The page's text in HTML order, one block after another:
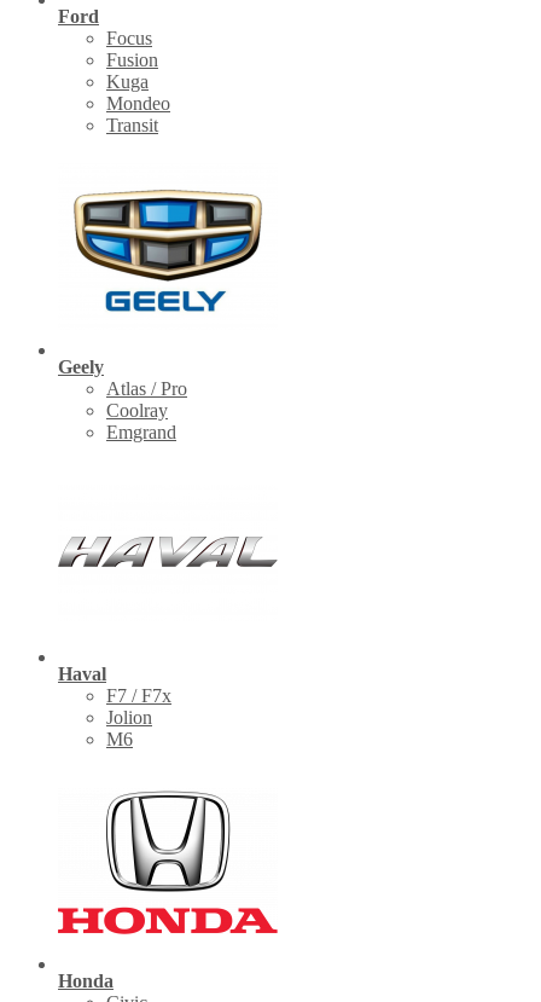
Ford
Focus
Fusion
Kuga
Mondeo
Transit
Geely
Atlas / Pro
Coolray
Emgrand
Haval
F7 / F7x
Jolion
M6
Honda